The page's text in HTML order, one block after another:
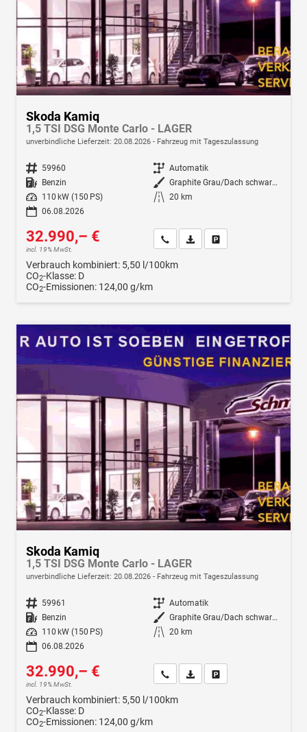
Skoda Kamiq
1,5 TSI DSG Monte Carlo - LAGER
unverbindliche Lieferzeit: 20.08.2026 Fahrzeug mit Tageszulassung
Fahrzeugnr. 59960 Getriebe Automatik
Kraftstoff Benzin Außenfarbe
Graphite Grau/Dach schwarz Metallic (5X1Z)
Leistung
110 kW (150 PS) Kilometerstand 20 km
06.08.2026
32.990,– €
incl. 19% MwSt.
Wir rufen Sie anFahrzeugexposé (PDF)
Verbrauch kombiniert: 5,50 l/100km
CO2-Klasse: D
CO2-Emissionen: 124,00 g/km
Skoda Kamiq
1,5 TSI DSG Monte Carlo - LAGER
unverbindliche Lieferzeit: 20.08.2026 Fahrzeug mit Tageszulassung
Fahrzeugnr. 59961 Getriebe Automatik
Kraftstoff Benzin Außenfarbe
Graphite Grau/Dach schwarz Metallic (5X1Z)
Leistung
110 kW (150 PS) Kilometerstand 20 km
06.08.2026
32.990,– €
incl. 19% MwSt.
Wir rufen Sie anFahrzeugexposé (PDF)
Verbrauch kombiniert: 5,50 l/100km
CO2-Klasse: D
CO2-Emissionen: 124,00 g/km